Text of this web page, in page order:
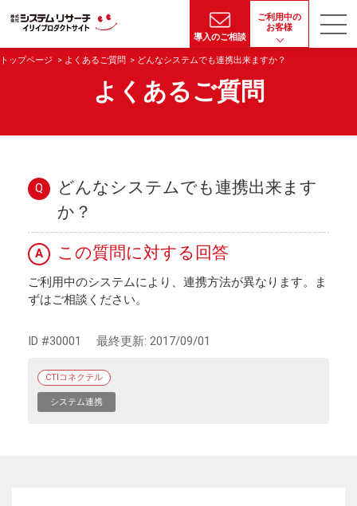
導入のご相談
ご利用中の
お客様
トップページ よくあるご質問 どんなシステムでも連携出来ますか？
よくあるご質問
Q
どんなシステムでも連携出来ます
か？
A この質問に対する回答
ご利用中のシステムにより、連携方法が異なります。ま
ずはご相談ください。
ID #30001 最終更新: 2017/09/01
CTIコネクテル
システム連携